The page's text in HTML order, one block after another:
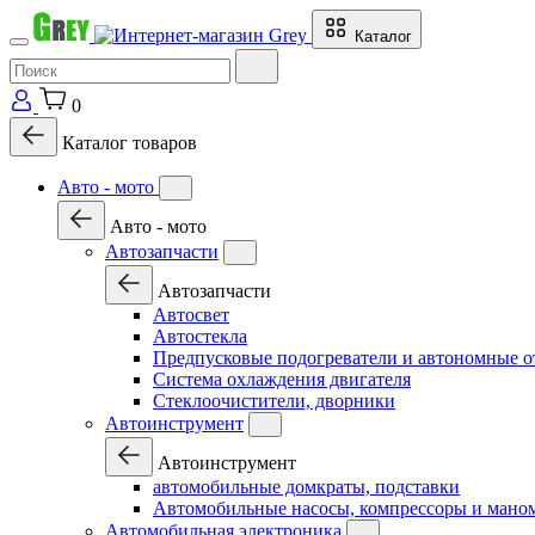
Каталог
0
Каталог товаров
Авто - мото
Авто - мото
Автозапчасти
Автозапчасти
Автосвет
Автостекла
Предпусковые подогреватели и автономные
Система охлаждения двигателя
Стеклоочистители, дворники
Автоинструмент
Автоинструмент
автомобильные домкраты, подставки
Автомобильные насосы, компрессоры и
Автомобильная электроника